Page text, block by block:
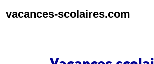
vacances-scolaires.com